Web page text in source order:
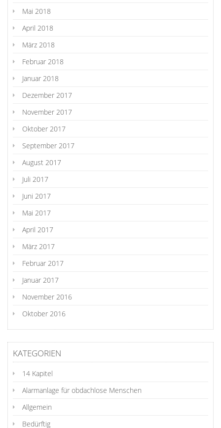
Mai 2018
April 2018
März 2018
Februar 2018
Januar 2018
Dezember 2017
November 2017
Oktober 2017
September 2017
August 2017
Juli 2017
Juni 2017
Mai 2017
April 2017
März 2017
Februar 2017
Januar 2017
November 2016
Oktober 2016
KATEGORIEN
14 Kapitel
Alarmanlage für obdachlose Menschen
Allgemein
Bedürftig